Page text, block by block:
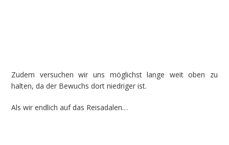
Zudem versuchen wir uns möglichst lange weit oben zu
halten, da der Bewuchs dort niedriger ist.
Als wir endlich auf das Reisadalen…